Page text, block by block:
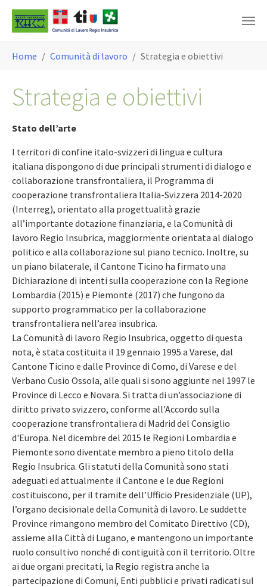
Skip to main content
Home Comunità di lavoro Strategia e obiettivi
Strategia e obiettivi
Stato dell’arte
I territori di confine italo-svizzeri di lingua e cultura
italiana dispongono di due principali strumenti di dialogo e
collaborazione transfrontaliera, il Programma di
cooperazione transfrontaliera Italia-Svizzera 2014-2020
(Interreg), orientato alla progettualità grazie
all’importante dotazione finanziaria, e la Comunità di
lavoro Regio Insubrica, maggiormente orientata al dialogo
politico e alla collaborazione sul piano tecnico. Inoltre, su
un piano bilaterale, il Cantone Ticino ha firmato una
Dichiarazione di intenti sulla cooperazione con la Regione
Lombardia (2015) e Piemonte (2017) che fungono da
supporto programmatico per la collaborazione
transfrontaliera nell’area insubrica.
La Comunità di lavoro Regio Insubrica, oggetto di questa
nota, è stata costituita il 19 gennaio 1995 a Varese, dal
Cantone Ticino e dalle Province di Como, di Varese e del
Verbano Cusio Ossola, alle quali si sono aggiunte nel 1997 le
Province di Lecco e Novara. Si tratta di un’associazione di
diritto privato svizzero, conforme all'Accordo sulla
cooperazione transfrontaliera di Madrid del Consiglio
d'Europa. Nel dicembre del 2015 le Regioni Lombardia e
Piemonte sono diventate membro a pieno titolo della
Regio Insubrica. Gli statuti della Comunità sono stati
adeguati ed attualmente il Cantone e le due Regioni
costituiscono, per il tramite dell’Ufficio Presidenziale (UP),
l’organo decisionale della Comunità di lavoro. Le suddette
Province rimangono membro del Comitato Direttivo (CD),
assieme alla Città di Lugano, e mantengono un importante
ruolo consultivo nonché di contiguità con il territorio. Oltre
ai due organi precitati, la Regio registra anche la
partecipazione di Comuni, Enti pubblici e privati radicati sul